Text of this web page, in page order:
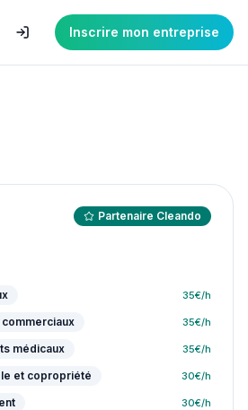
Inscrire mon entreprise
Partenaire Cleando
35€/h
35€/h
médicaux 35€/h
et copropriété 30€/h
30€/h